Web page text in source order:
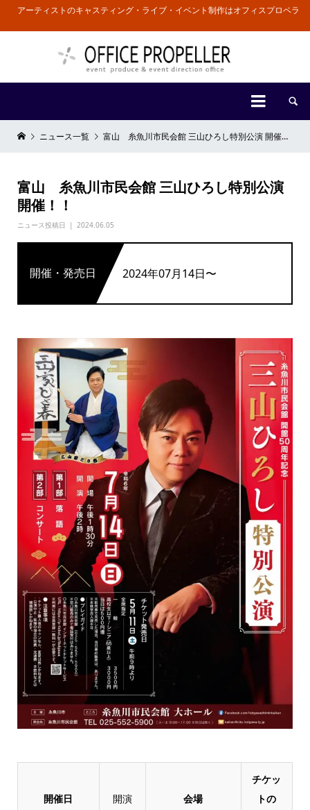
アーティストのキャスティング・ライブ・イベント制作はオフィスプロペラ
 
ニュース一覧 富山 糸魚川市民会館 三山ひろし特別公演 開催！！
富山 糸魚川市民会館 三山ひろし特別公演
開催！！
ニュース投稿日 2024.06.05
開催・発売日 2024年07月14日〜
開催日 開演 会場
チケッ
トの